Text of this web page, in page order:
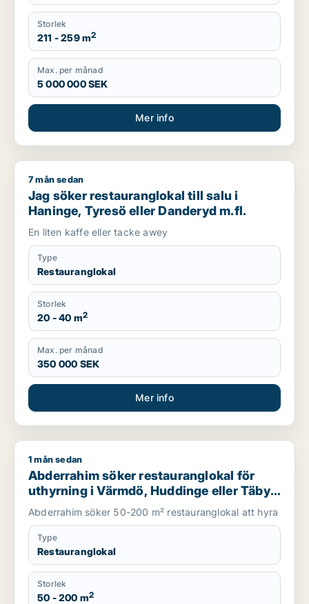
Storlek
211 - 259 m2
Max. per månad
5 000 000 SEK
Mer info
Jag söker restauranglokal till salu i Haninge, Tyresö eller
7 mån sedan
Jag söker restauranglokal till salu i
Haninge, Tyresö eller Danderyd m.fl.
En liten kaffe eller tacke awey
Type
Restauranglokal
Storlek
20 - 40 m2
Max. per månad
350 000 SEK
Mer info
Abderrahim söker restauranglokal för uthyrning i Värmdö,
1 mån sedan
Abderrahim söker restauranglokal för
uthyrning i Värmdö, Huddinge eller Täby
m.fl.
Abderrahim söker 50-200 m² restauranglokal att hyra
Type
Restauranglokal
Storlek
50 - 200 m2